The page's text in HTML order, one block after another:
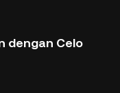
dengan Celo